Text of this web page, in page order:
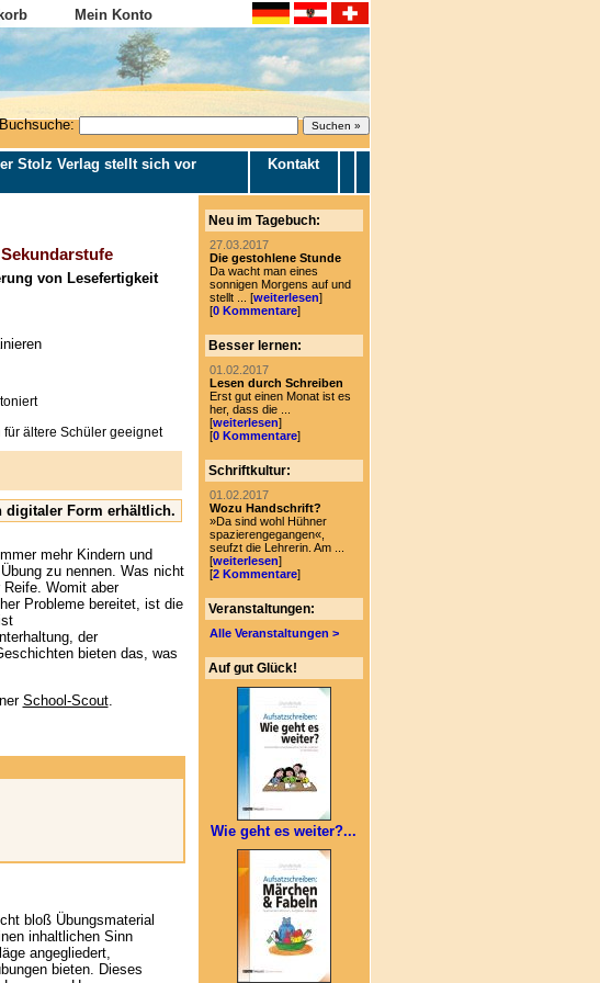
Mein Konto
Stolz Verlag stellt sich vor Kontakt
von Lesefertigkeit
ältere Schüler geeignet
digitaler Form erhältlich.
mehr Kindern und
zu nennen. Was nicht
Womit aber
Probleme bereitet, ist die
der
bieten das, was
School-Scout.
bloß Übungsmaterial
inhaltlichen Sinn
angegliedert,
bieten. Dieses
Neu im Tagebuch:
27.03.2017
Die gestohlene Stunde
Da wacht man eines
sonnigen Morgens auf und
stellt ... [weiterlesen]
[0 Kommentare]
Besser lernen:
01.02.2017
Lesen durch Schreiben
Erst gut einen Monat ist es
her, dass die ...
[weiterlesen]
[0 Kommentare]
Schriftkultur:
01.02.2017
Wozu Handschrift?
»Da sind wohl Hühner
spazierengegangen«,
seufzt die Lehrerin. Am ...
[weiterlesen]
[2 Kommentare]
Veranstaltungen:
Alle Veranstaltungen >
Auf gut Glück!
Wie geht es weiter?...